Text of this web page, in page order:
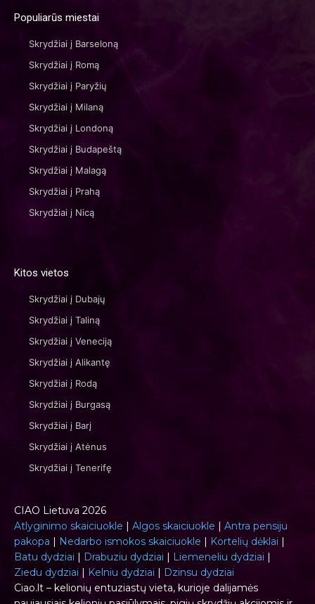
Populiarūs miestai
Skrydžiai į Barseloną
Skrydžiai į Romą
Skrydžiai į Paryžių
Skrydžiai į Milaną
Skrydžiai į Londoną
Skrydžiai į Budapeštą
Skrydžiai į Malagą
Skrydžiai į Prahą
Skrydžiai į Nicą
Kitos vietos
Skrydžiai į Dubajų
Skrydžiai į Taliną
Skrydžiai į Veneciją
Skrydžiai į Alikantę
Skrydžiai į Rodą
Skrydžiai į Burgasą
Skrydžiai į Barį
Skrydžiai į Atėnus
Skrydžiai į Tenerifę
CIAO Lietuva 2026
Atlyginimo skaiciuokle | Algos skaiciuokle | Antra pensiju
pakopa | Nedarbo ismokos skaiciuokle | Kortelių dėklai |
Batu dydziai | Drabuziu dydziai | Liemeneliu dydziai |
Ziedu dydziai | Kelniu dydziai | Dzinsu dydziai
Ciao.lt – kelionių entuziastų vieta, kurioje dalijamės